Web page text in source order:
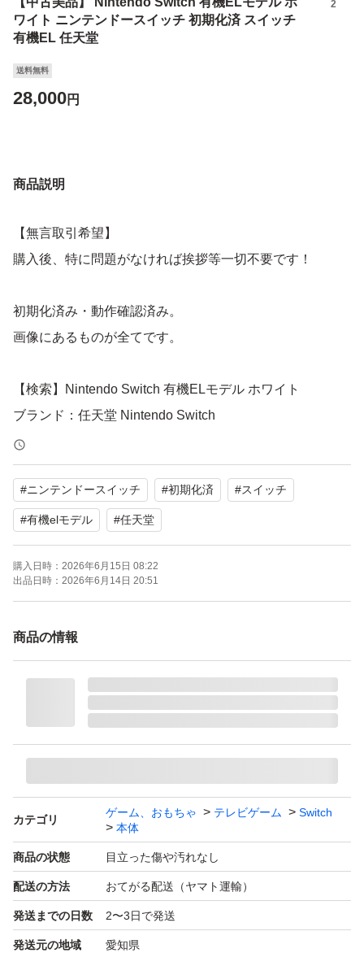
ワイト ニンテンドースイッチ 初期化済 スイッチ
有機EL 任天堂
2
送料無料
28,000円
商品説明
【無言取引希望】
購入後、特に問題がなければ挨拶等一切不要です！
初期化済み・動作確認済み。
画像にあるものが全てです。
【検索】Nintendo Switch 有機ELモデル ホワイト
ブランド：任天堂 Nintendo Switch
#ニンテンドースイッチ #初期化済 #スイッチ
#有機elモデル #任天堂
購入日時： 2026年6月15日 08:22
出品日時： 2026年6月14日 20:51
商品の情報
カテゴリ
ゲーム、おもちゃ テレビゲーム
Switch
本体
商品の状態 目立った傷や汚れなし
配送の方法 おてがる配送（ヤマト運輸）
発送までの日数 2〜3日で発送
発送元の地域 愛知県